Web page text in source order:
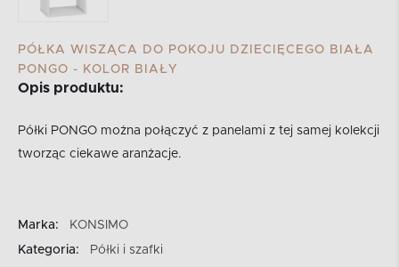
PÓŁKA WISZĄCA DO POKOJU DZIECIĘCEGO BIAŁA
PONGO - KOLOR BIAŁY
Opis produktu:
Półki PONGO można połączyć z panelami z tej samej kolekcji
tworząc ciekawe aranżacje.
Marka:
KONSIMO
Kategoria:
Półki i szafki